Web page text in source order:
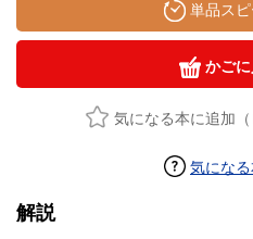
単品ス
かご
気になる本に追加（
気にな
解説